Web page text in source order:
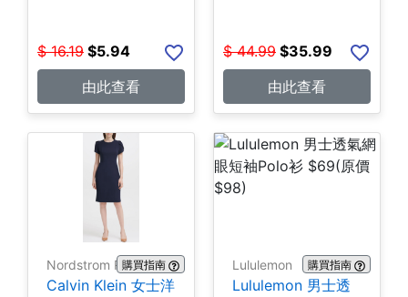
$ 16.19 $5.94
由此查看
$ 44.99 $35.99
由此查看
Nordstrom Rack購買指南
Calvin Klein 女士洋
Lululemon 購買指南
Lululemon 男士透